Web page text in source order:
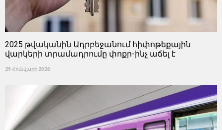
2025 թվականին Ադրբեջանում հիփոթեքային
վարկերի տրամադրումը փոքր-ինչ աճել է
29 Հունվարի 2026